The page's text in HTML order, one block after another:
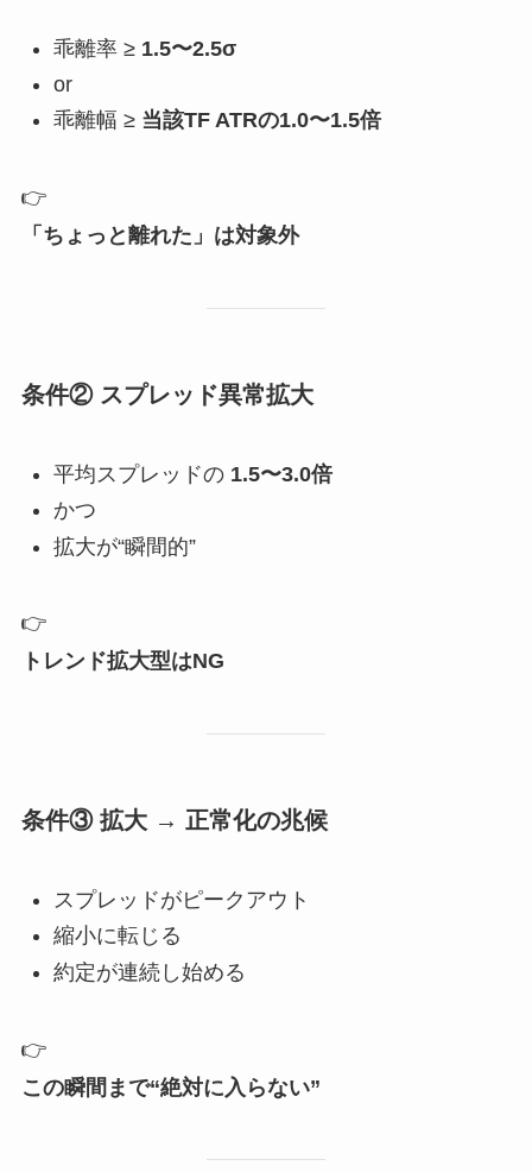
乖離率 ≥ 1.5〜2.5σ
or
乖離幅 ≥ 当該TF ATRの1.0〜1.5倍
👉
「ちょっと離れた」は対象外
条件② スプレッド異常拡大
平均スプレッドの 1.5〜3.0倍
かつ
拡大が“瞬間的”
👉
トレンド拡大型はNG
条件③ 拡大 → 正常化の兆候
スプレッドがピークアウト
縮小に転じる
約定が連続し始める
👉
この瞬間まで“絶対に入らない”